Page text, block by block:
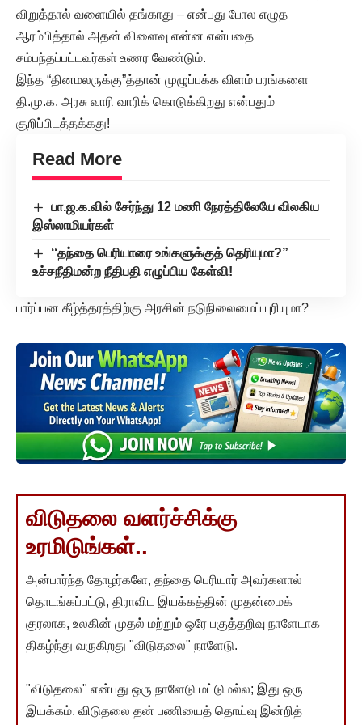
விறுத்தால் வளையில் தங்காது – என்பது போல எழுத
ஆரம்பித்தால் அதன் விளைவு என்ன என்பதை
சம்பந்தப்பட்டவர்கள் உணர வேண்டும்.
இந்த “தினமலருக்கு”த்தான் முழுப்பக்க விளம் பரங்களை
தி.மு.க. அரசு வாரி வாரிக் கொடுக்கிறது என்பதும்
குறிப்பிடத்தக்கது!
Read More
பா.ஜ.க.வில் சேர்ந்து 12 மணி நேரத்திலேயே விலகிய
இஸ்லாமியர்கள்
‘‘தந்தை பெரியாரை உங்களுக்குத் தெரியுமா?”
உச்சநீதிமன்ற நீதிபதி எழுப்பிய கேள்வி!
பார்ப்பன கீழ்த்தரத்திற்கு அரசின் நடுநிலைமைப் புரியுமா?
விடுதலை வளர்ச்சிக்கு
உரமிடுங்கள்..
அன்பார்ந்த தோழர்களே, தந்தை பெரியார் அவர்களால்
தொடங்கப்பட்டு, திராவிட இயக்கத்தின் முதன்மைக்
குரலாக, உலகின் முதல் மற்றும் ஒரே பகுத்தறிவு நாளேடாக
திகழ்ந்து வருகிறது "விடுதலை" நாளேடு.
"விடுதலை" என்பது ஒரு நாளேடு மட்டுமல்ல; இது ஒரு
இயக்கம். விடுதலை தன் பணியைத் தொய்வு இன்றித்